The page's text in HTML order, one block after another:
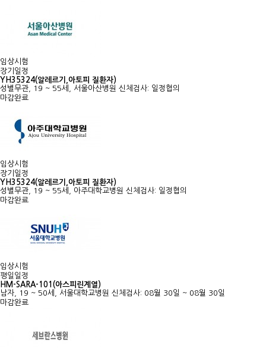
임상시험
장기일정
YH35324(알레르기,아토피 질환자)
성별무관, 19 ~ 55세, 서울아산병원 신체검사: 일정협의
마감완료
임상시험
장기일정
YH35324(알레르기,아토피 질환자)
성별무관, 19 ~ 55세, 아주대학교병원 신체검사: 일정협의
마감완료
임상시험
평일일정
HM-SARA-101(아스피린계열)
남자, 19 ~ 50세, 서울대학교병원 신체검사: 08월 30일 ~ 08월 30일
마감완료